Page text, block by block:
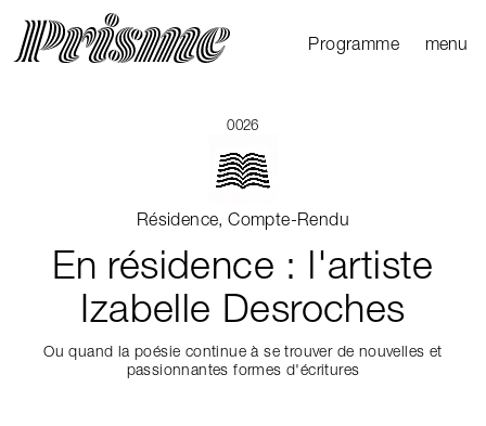
Programme
externes
Ouvrir
Fermer
menu
0026
Résidence, Compte-Rendu
En résidence : l'artiste
Izabelle Desroches
Ou quand la poésie continue à se trouver de nouvelles et
passionnantes formes d'écritures